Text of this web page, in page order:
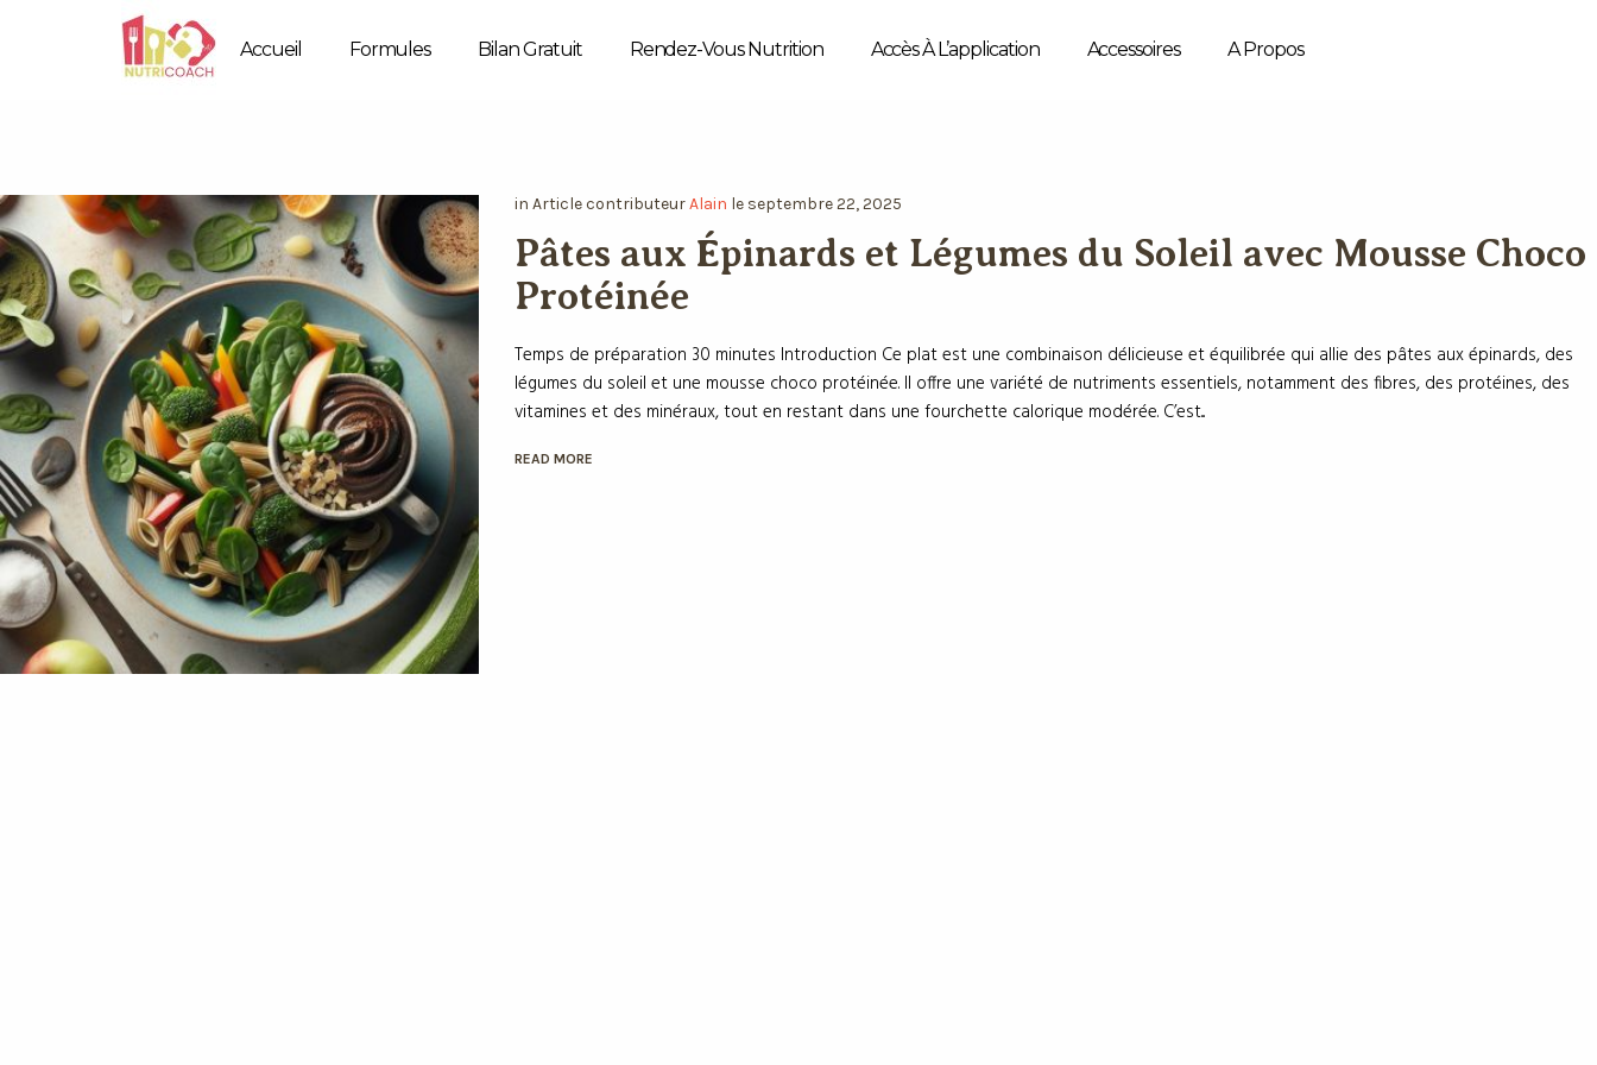
Accueil Formules Bilan Gratuit Rendez-Vous Nutrition Accès À L’application Accessoires A Propos
inArticlecontributeurAlain le septembre 22, 2025
Pâtes aux Épinards et Légumes du Soleil avec Mousse Choco
Protéinée
Temps de préparation 30 minutes Introduction Ce plat est une combinaison délicieuse et équilibrée qui allie des pâtes aux épinards, des
légumes du soleil et une mousse choco protéinée. Il offre une variété de nutriments essentiels, notamment des fibres, des protéines, des
vitamines et des minéraux, tout en restant dans une fourchette calorique modérée. C’est...
READ MORE